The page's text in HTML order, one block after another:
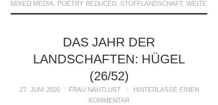
MIXED MEDIA, POETRY REDUCED, STOFFLANDSCHAFT ,WEITE
DAS JAHR DER
LANDSCHAFTEN: HÜGEL
(26/52)
27. JUNI 2026 FRAU NAHTLUST
HINTERLASSE EINEN
KOMMENTAR